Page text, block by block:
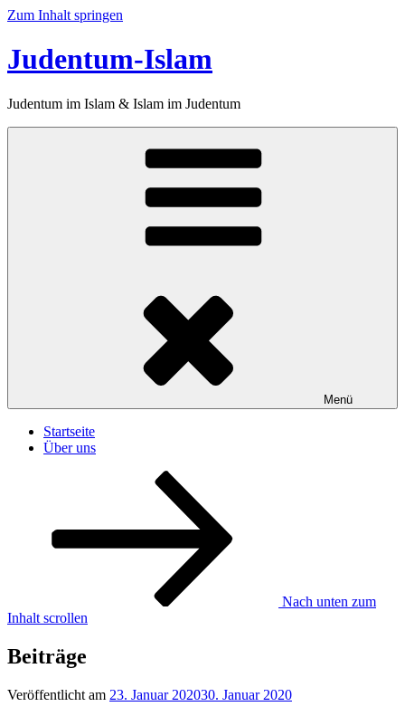
Zum Inhalt springen
Judentum-Islam
Judentum im Islam & Islam im Judentum
Menü
Startseite
Über uns
Nach unten zum
Inhalt scrollen
Beiträge
Veröffentlicht am 23. Januar 202030. Januar 2020